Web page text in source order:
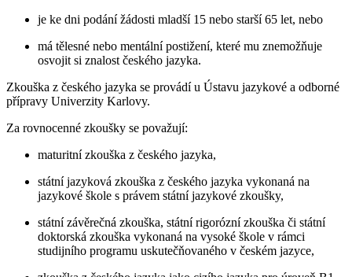
je ke dni podání žádosti mladší 15 nebo starší 65 let, nebo
má tělesné nebo mentální postižení, které mu znemožňuje
osvojit si znalost českého jazyka.
Zkouška z českého jazyka se provádí u Ústavu jazykové a odborné
přípravy Univerzity Karlovy.
Za rovnocenné zkoušky se považují:
maturitní zkouška z českého jazyka,
státní jazyková zkouška z českého jazyka vykonaná na
jazykové škole s právem státní jazykové zkoušky,
státní závěrečná zkouška, státní rigorózní zkouška či státní
doktorská zkouška vykonaná na vysoké škole v rámci
studijního programu uskutečňovaného v českém jazyce,